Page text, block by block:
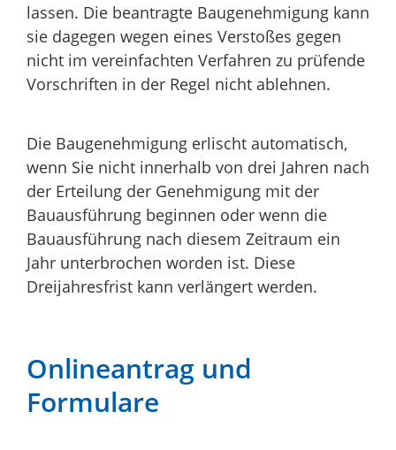
lassen. Die beantragte Baugenehmigung kann
sie dagegen wegen eines Verstoßes gegen
nicht im vereinfachten Verfahren zu prüfende
Vorschriften in der Regel nicht ablehnen.
Die Baugenehmigung erlischt automatisch,
wenn Sie nicht innerhalb von drei Jahren nach
der Erteilung der Genehmigung mit der
Bauausführung beginnen oder wenn die
Bauausführung nach diesem Zeitraum ein
Jahr unterbrochen worden ist. Diese
Dreijahresfrist kann verlängert werden.
Onlineantrag und
Formulare